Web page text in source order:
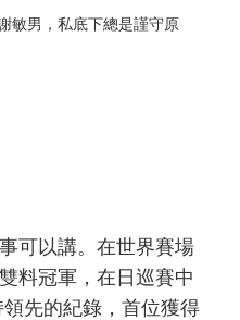
敏男，私底下總是謹守原
可以講。在世界賽場
料冠軍，在日巡賽中
先的紀錄，首位獲得